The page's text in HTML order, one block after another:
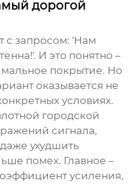
дорогой
с запросом: 'Нам
И это понятно –
покрытие. Но
оказывается не
условиях.
городской
сигнала,
ухудшить
помех. Главное –
усиления,